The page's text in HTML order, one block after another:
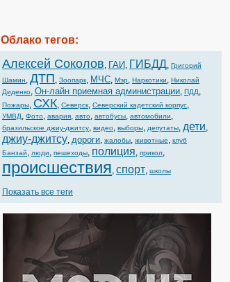
Облако тегов:
Алексей Соколов, ГАИ, ГИБДД, Григорий
Шамин, ДТП, Зоопарк, МЧС, Мэр, Наркотики, Николай
Диденко, Он-лайн приемная администрации, ПДД,
Пожары, СХК, Северск, Северский кадетский корпус,
УМВД, Фото, авария, авто, автобусы, автомобили,
бразильское джиу-джитсу, видео, выборы, депутаты, дети,
джиу-джитсу, дороги, жалобы, животные, клуб
Банзай, люди, пешеходы, полиция, прикол,
происшествия, спорт, школы
Показать все теги